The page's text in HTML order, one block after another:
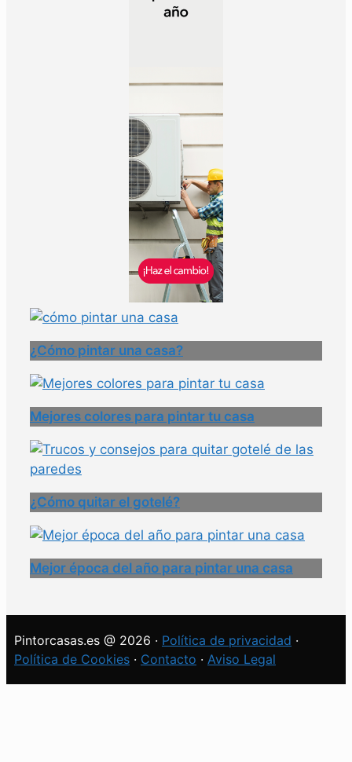
¿Cómo pintar una casa?
Mejores colores para pintar tu casa
¿Cómo quitar el gotelé?
Mejor época del año para pintar una casa
Pintorcasas.es @ 2026 · Política de privacidad ·
Política de Cookies · Contacto · Aviso Legal